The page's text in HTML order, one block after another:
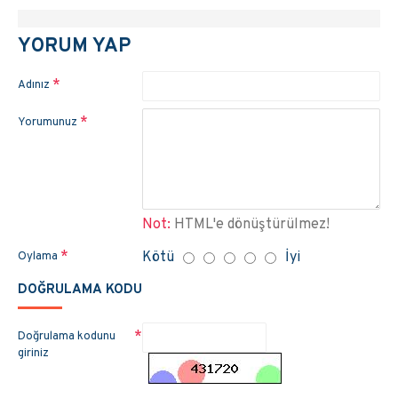
YORUM YAP
Adınız
Yorumunuz
Not: HTML'e dönüştürülmez!
Oylama Kötü İyi
DOĞRULAMA KODU
Doğrulama kodunu
giriniz